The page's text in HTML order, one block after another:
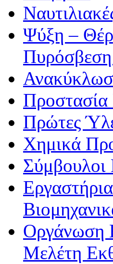
Ψύξη –
Πρώτες
Χημικά
Σύμβουλοι
Οργάνωση
Μελέτη